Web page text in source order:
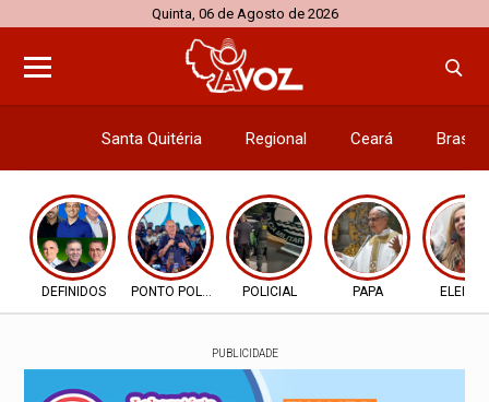
Quinta, 06 de Agosto de 2026
Santa Quitéria Regional Ceará Brasil
DEFINIDOS PONTO POLÍTICO POLICIAL PAPA
PUBLICIDADE